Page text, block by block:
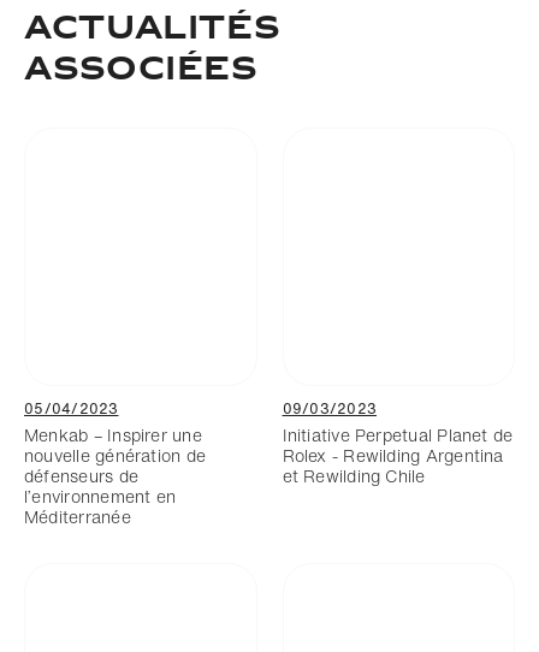
Actualités
associées
05/04/2023
Menkab – Inspirer une
nouvelle génération de
défenseurs de
l’environnement en
Méditerranée
09/03/2023
Initiative Perpetual Planet de
Rolex - Rewilding Argentina
et Rewilding Chile